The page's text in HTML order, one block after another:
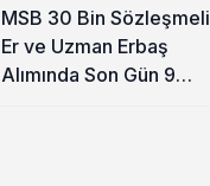
MSB 30 Bin Sözleşmeli
Er ve Uzman Erbaş
Alımında Son Gün 9